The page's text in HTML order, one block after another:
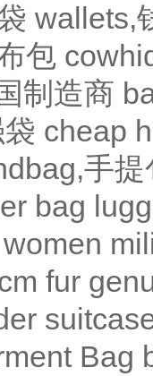
wallets,
包
制造商
cheap
手提
bag
women
fur
Bag